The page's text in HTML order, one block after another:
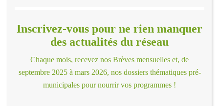
Inscrivez-vous pour ne rien manquer
des actualités du réseau
Chaque mois, recevez nos Brèves mensuelles et, de
septembre 2025 à mars 2026, nos dossiers thématiques pré-
municipales pour nourrir vos programmes !